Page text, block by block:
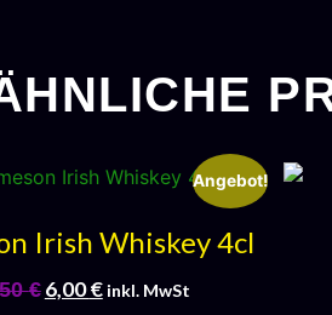
Angebot!
Irish Whiskey 4cl
€ 6,00€ inkl. MwSt